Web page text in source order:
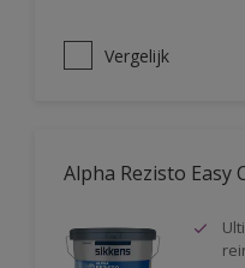
Vergelijk
Alpha Rezisto Easy